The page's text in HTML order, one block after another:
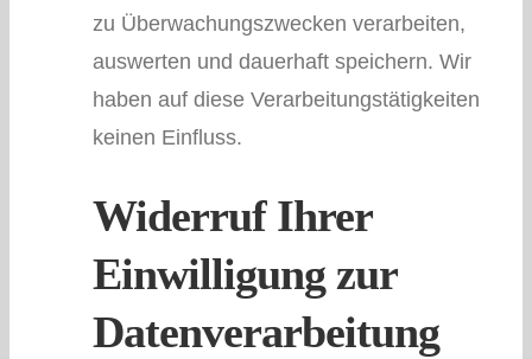
zu Überwachungszwecken verarbeiten,
auswerten und dauerhaft speichern. Wir
haben auf diese Verarbeitungstätigkeiten
keinen Einfluss.
Widerruf Ihrer
Einwilligung zur
Datenverarbeitung